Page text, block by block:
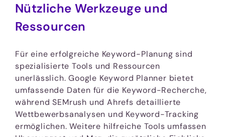
Nützliche Werkzeuge und
Ressourcen
Für eine erfolgreiche Keyword-Planung sind
spezialisierte Tools und Ressourcen
unerlässlich. Google Keyword Planner bietet
umfassende Daten für die Keyword-Recherche,
während SEMrush und Ahrefs detaillierte
Wettbewerbsanalysen und Keyword-Tracking
ermöglichen. Weitere hilfreiche Tools umfassen